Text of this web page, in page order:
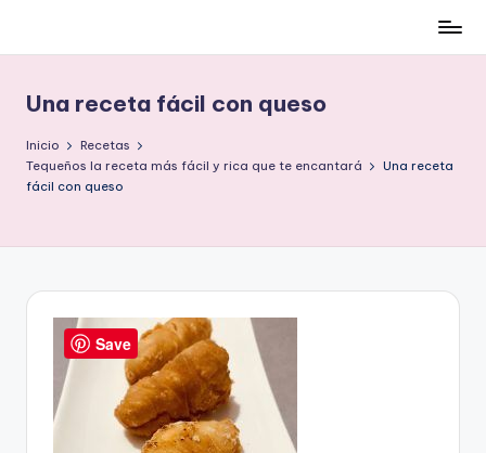
contenido
low-
cost
y
no
morir
Una receta fácil con queso
Inicio
Recetas
Tequeños la receta más fácil y rica que te encantará
Una receta
fácil con queso
Save